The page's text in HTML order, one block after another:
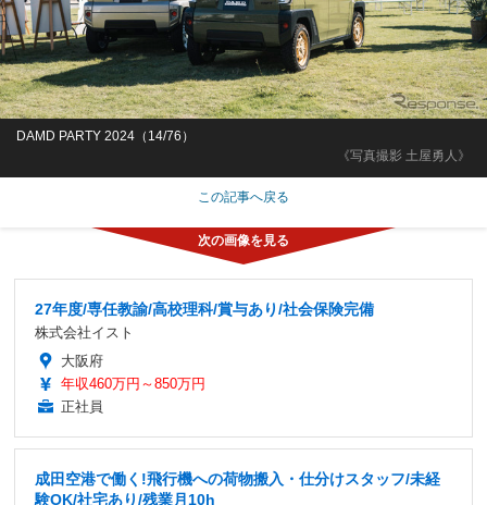
《写真撮影 土屋勇人》
DAMD PARTY 2024（14/76）
この記事へ戻る
27年度/専任教諭/高校理科/賞与あり/社会保険完備
株式会社イスト
大阪府
年収460万円～850万円
正社員
成田空港で働く!飛行機への荷物搬入・仕分けスタッフ/未経
験OK/社宅あり/残業月10h